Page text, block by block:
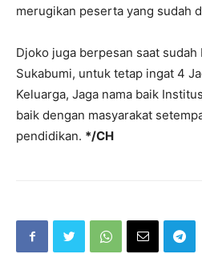
merugikan peserta yang sudah
Djoko juga berpesan saat
Sukabumi, untuk tetap ingat 4
Keluarga, Jaga nama baik
baik dengan masyarakat
pendidikan. */CH